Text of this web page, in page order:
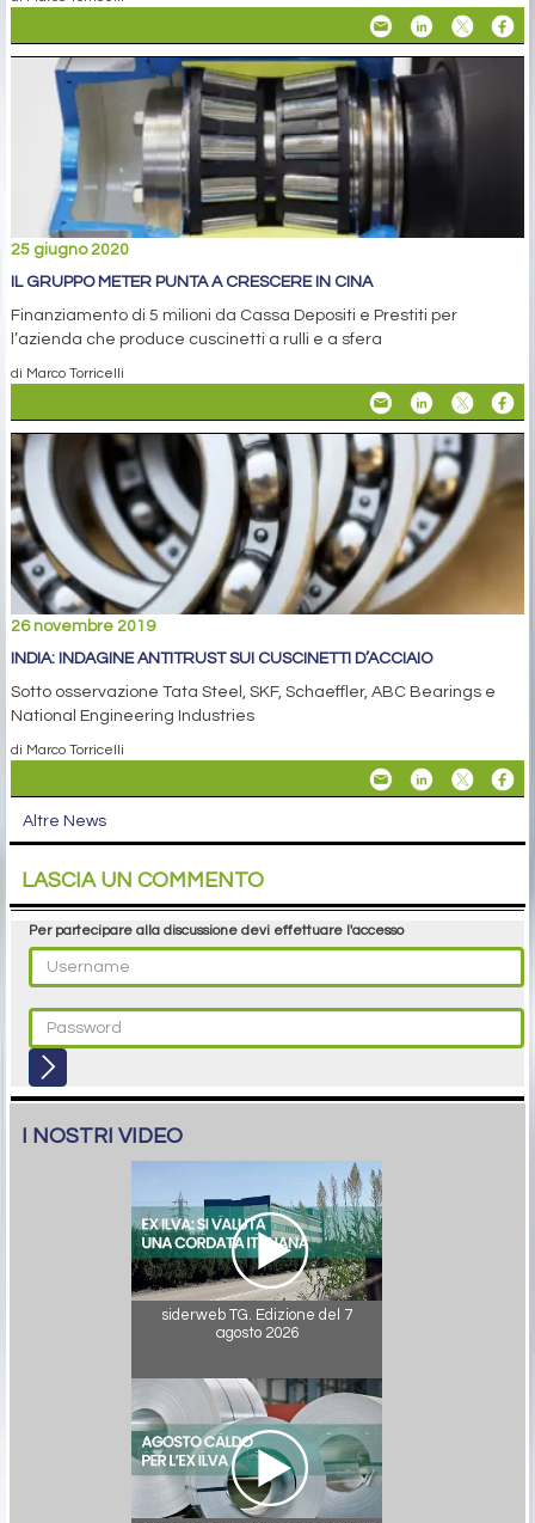
25 giugno 2020
IL GRUPPO METER PUNTA A CRESCERE IN CINA
Finanziamento di 5 milioni da Cassa Depositi e Prestiti per
l’azienda che produce cuscinetti a rulli e a sfera
di Marco Torricelli
26 novembre 2019
INDIA: INDAGINE ANTITRUST SUI CUSCINETTI D’ACCIAIO
Sotto osservazione Tata Steel, SKF, Schaeffler, ABC Bearings e
National Engineering Industries
di Marco Torricelli
Altre News
LASCIA UN COMMENTO
Per partecipare alla discussione devi effettuare l'accesso
I NOSTRI VIDEO
siderweb TG. Edizione del 7
agosto 2026